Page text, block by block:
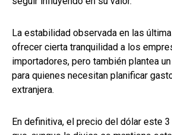
La estabilidad observada en las
ofrecer cierta tranquilidad a los
importadores, pero también plantea
para quienes necesitan planificar
extranjera.
En definitiva, el precio del dólar este